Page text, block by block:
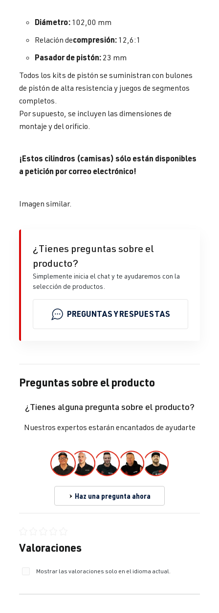
Diámetro: 102,00 mm
Relación decompresión: 12,6:1
Pasador de pistón: 23 mm
Todos los kits de pistón se suministran con bulones
de pistón de alta resistencia y juegos de segmentos
completos.
Por supuesto, se incluyen las dimensiones de
montaje y del orificio.
¡Estos cilindros (camisas) sólo están disponibles
a petición por correo electrónico!
Imagen similar.
¿Tienes preguntas sobre el
producto?
Simplemente inicia el chat y te ayudaremos con la
selección de productos.
PREGUNTAS Y RESPUESTAS
Preguntas sobre el producto
¿Tienes alguna pregunta sobre el producto?
Nuestros expertos estarán encantados de ayudarte
Haz una pregunta ahora
Calificación promedio de 0 de 5 estrellas
Valoraciones
Mostrar las valoraciones solo en el idioma actual.